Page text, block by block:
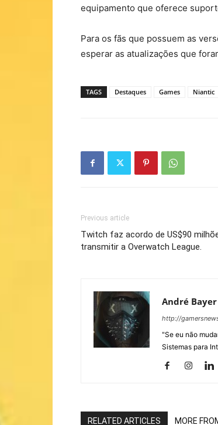
equipamento que oferece
Para os fãs que possuem as
esperar as atualizações que
TAGS Destaques Games Niantic
Previous article
Twitch faz acordo de US$90
transmitir a Overwatch League.
André Bayer
http://
"Se eu não
Sistemas para
RELATED ARTICLES MORE